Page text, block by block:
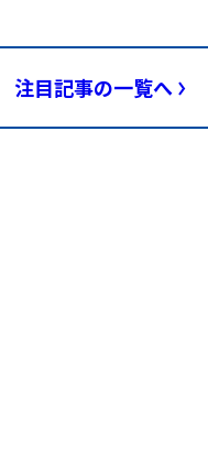
注目記事の一覧へ